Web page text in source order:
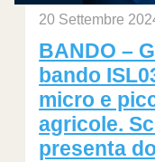
20 Settembre
BANDO –
bando
micro e
agricole.
presenta